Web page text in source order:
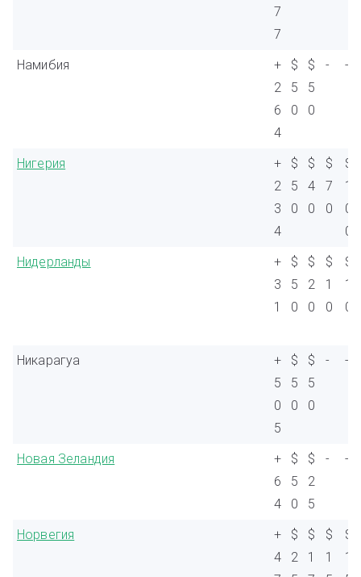
7
7
Намибия
+
2
6
4
$
5
0
$
5
0
- -
Нигерия
+
2
3
4
$
5
0
$
4
0
$
7
0
$
1
0
0
Нидерланды
+
3
1
$
5
0
$
2
0
$
1
0
$
1
0
Никарагуа
+
5
0
5
$
5
0
$
5
0
- -
Новая Зеландия
+
6
4
$
5
0
$
2
5
- -
Норвегия
+
4
$
2
$
1
$
1
$
1